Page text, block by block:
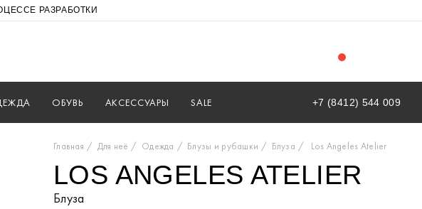
РАЗРАБОТКИ
ОБУВЬ АКСЕССУАРЫ SALE +7 (8412) 544 009
Главная Для неё Одежда Блузы и рубашки Блуза Los Angeles Atelier
LOS ANGELES ATELIER
Блуза